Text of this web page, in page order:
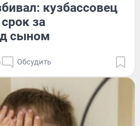
кузбассовец
за
сыном
Обсудить